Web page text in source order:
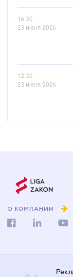
16.30
23 июня 2026
12.30
23 июня 2026
О КОМПАНИИ